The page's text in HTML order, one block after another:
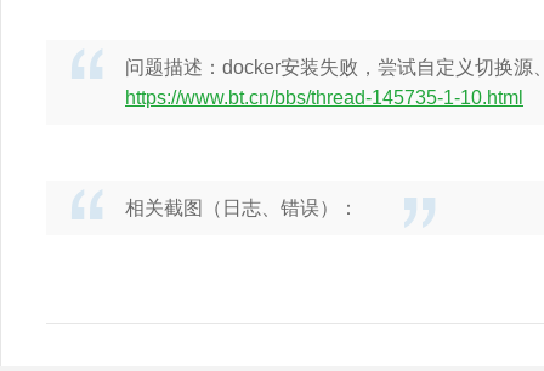
问题描述：docker安装失败，尝试自定义切换
https://www.bt.cn/bbs/thread-145735-1-10.html
相关截图（日志、错误）：